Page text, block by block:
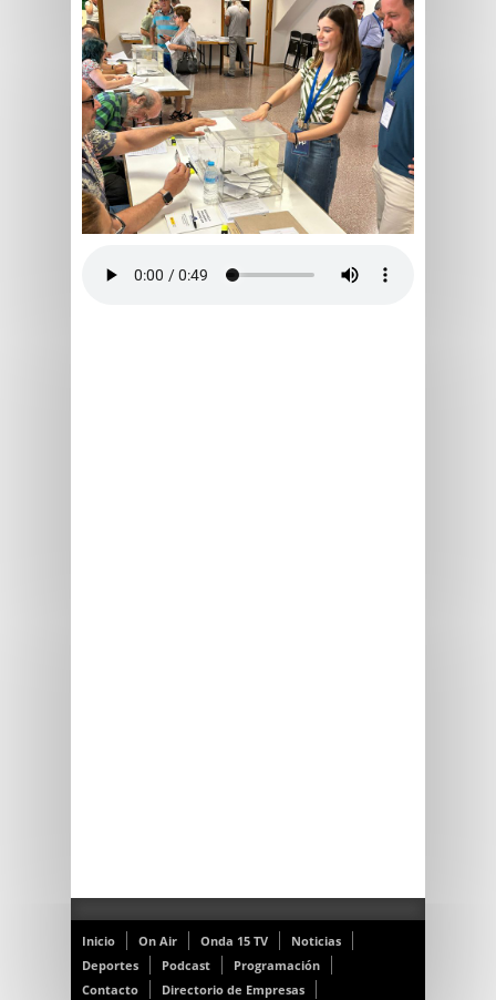
Inicio On Air Onda 15 TV
Noticias
Deportes
Podcast
Programación
Contacto
Directorio de Empresas